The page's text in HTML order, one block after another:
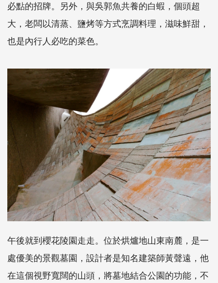
必點的招牌。另外，與吳郭魚共養的白蝦，個頭超
大，老闆以清蒸、鹽烤等方式烹調料理，滋味鮮甜，
也是內行人必吃的菜色。
午後就到櫻花陵園走走。位於烘爐地山東南麓，是一
處優美的景觀墓園，設計者是知名建築師黃聲遠，他
在這個視野寬闊的山頭，將墓地結合公園的功能，不